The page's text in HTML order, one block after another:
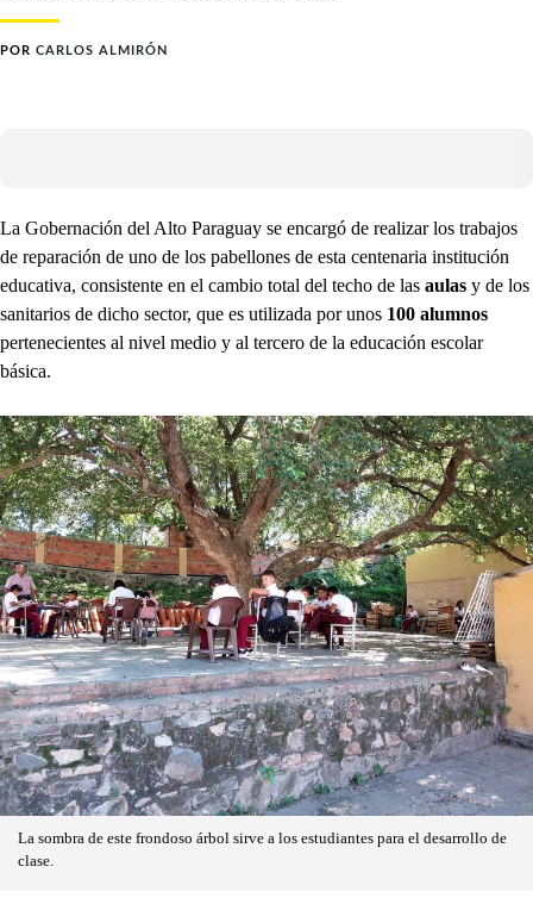
POR CARLOS ALMIRÓN
La Gobernación del Alto Paraguay se encargó de realizar los trabajos
de reparación de uno de los pabellones de esta centenaria institución
educativa, consistente en el cambio total del techo de las aulas y de los
sanitarios de dicho sector, que es utilizada por unos 100 alumnos
pertenecientes al nivel medio y al tercero de la educación escolar
básica.
La sombra de este frondoso árbol sirve a los estudiantes para el desarrollo de
clase.